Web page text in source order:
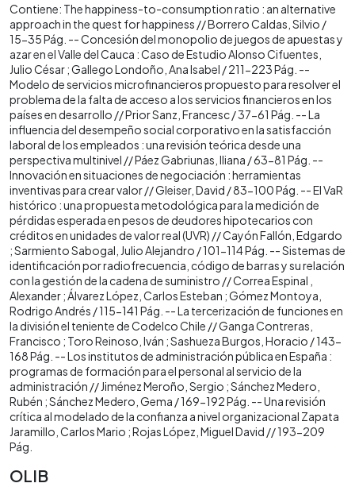
Contiene: The happiness-to-consumption ratio : an alternative
approach in the quest for happiness // Borrero Caldas, Silvio /
15-35 Pág. -- Concesión del monopolio de juegos de apuestas y
azar en el Valle del Cauca : Caso de Estudio Alonso Cifuentes,
Julio César ; Gallego Londoño, Ana Isabel / 211-223 Pág. --
Modelo de servicios microfinancieros propuesto para resolver el
problema de la falta de acceso a los servicios financieros en los
países en desarrollo // Prior Sanz, Francesc / 37-61 Pág. -- La
influencia del desempeño social corporativo en la satisfacción
laboral de los empleados : una revisión teórica desde una
perspectiva multinivel // Páez Gabriunas, Iliana / 63-81 Pág. --
Innovación en situaciones de negociación : herramientas
inventivas para crear valor // Gleiser, David / 83-100 Pág. -- El VaR
histórico : una propuesta metodológica para la medición de
pérdidas esperada en pesos de deudores hipotecarios con
créditos en unidades de valor real (UVR) // Cayón Fallón, Edgardo
; Sarmiento Sabogal, Julio Alejandro / 101-114 Pág. -- Sistemas de
identificación por radiofrecuencia, código de barras y su relación
con la gestión de la cadena de suministro // Correa Espinal ,
Alexander ; Álvarez López, Carlos Esteban ; Gómez Montoya,
Rodrigo Andrés / 115-141 Pág. -- La tercerización de funciones en
la división el teniente de Codelco Chile // Ganga Contreras,
Francisco ; Toro Reinoso, Iván ; Sashueza Burgos, Horacio / 143-
168 Pág. -- Los institutos de administración pública en España :
programas de formación para el personal al servicio de la
administración // Jiménez Meroño, Sergio ; Sánchez Medero,
Rubén ; Sánchez Medero, Gema / 169-192 Pág. -- Una revisión
crítica al modelado de la confianza a nivel organizacional Zapata
Jaramillo, Carlos Mario ; Rojas López, Miguel David // 193-209
Pág.
OLIB